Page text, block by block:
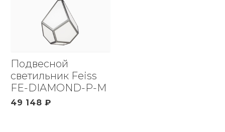
Подвесной
светильник Feiss
FE-DIAMOND-P-M
49 148 ₽